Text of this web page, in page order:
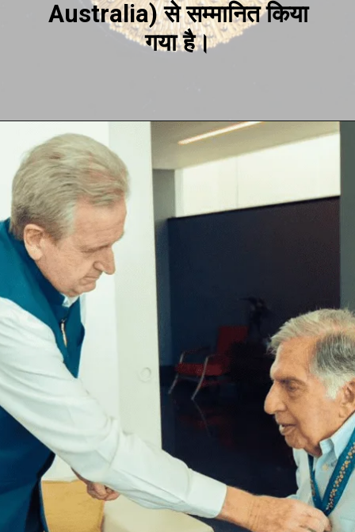
Australia) से सम्मानित किया
गया है।